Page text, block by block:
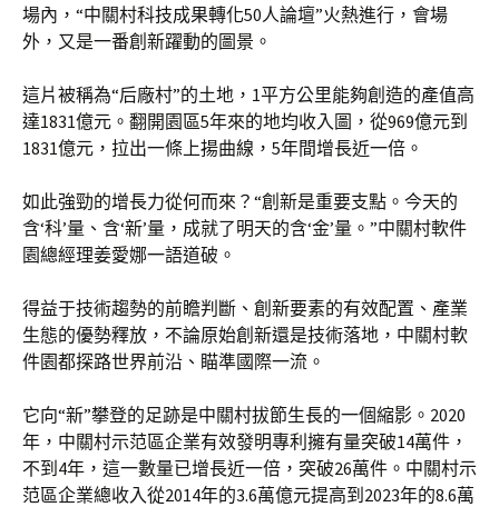
場內，“中關村科技成果轉化50人論壇”火熱進行，會場
外，又是一番創新躍動的圖景。
這片被稱為“后廠村”的土地，1平方公里能夠創造的產值高
達1831億元。翻開園區5年來的地均收入圖，從969億元到
1831億元，拉出一條上揚曲線，5年間增長近一倍。
如此強勁的增長力從何而來？“創新是重要支點。今天的
含‘科’量、含‘新’量，成就了明天的含‘金’量。”中關村軟件
園總經理姜愛娜一語道破。
得益于技術趨勢的前瞻判斷、創新要素的有效配置、產業
生態的優勢釋放，不論原始創新還是技術落地，中關村軟
件園都探路世界前沿、瞄準國際一流。
它向“新”攀登的足跡是中關村拔節生長的一個縮影。2020
年，中關村示范區企業有效發明專利擁有量突破14萬件，
不到4年，這一數量已增長近一倍，突破26萬件。中關村示
范區企業總收入從2014年的3.6萬億元提高到2023年的8.6萬